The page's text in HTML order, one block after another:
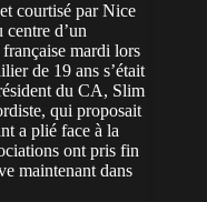
courtisé par Nice
d’un
mardi lors
de 19 ans s’était
du CA, Slim
qui proposait
a plié face à la
ont pris fin
maintenant dans